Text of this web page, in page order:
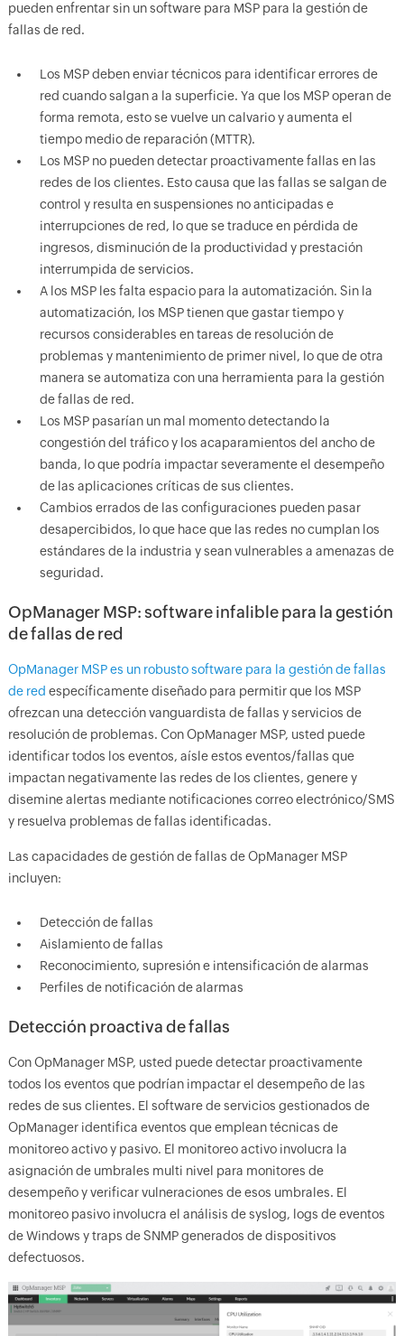
pueden enfrentar sin un software para MSP para la gestión de
fallas de red.
Los MSP deben enviar técnicos para identificar errores de
red cuando salgan a la superficie. Ya que los MSP operan de
forma remota, esto se vuelve un calvario y aumenta el
tiempo medio de reparación (MTTR).
Los MSP no pueden detectar proactivamente fallas en las
redes de los clientes. Esto causa que las fallas se salgan de
control y resulta en suspensiones no anticipadas e
interrupciones de red, lo que se traduce en pérdida de
ingresos, disminución de la productividad y prestación
interrumpida de servicios.
A los MSP les falta espacio para la automatización. Sin la
automatización, los MSP tienen que gastar tiempo y
recursos considerables en tareas de resolución de
problemas y mantenimiento de primer nivel, lo que de otra
manera se automatiza con una herramienta para la gestión
de fallas de red.
Los MSP pasarían un mal momento detectando la
congestión del tráfico y los acaparamientos del ancho de
banda, lo que podría impactar severamente el desempeño
de las aplicaciones críticas de sus clientes.
Cambios errados de las configuraciones pueden pasar
desapercibidos, lo que hace que las redes no cumplan los
estándares de la industria y sean vulnerables a amenazas de
seguridad.
OpManager MSP: software infalible para la gestión
de fallas de red
OpManager MSP es un robusto software para la gestión de fallas
de red específicamente diseñado para permitir que los MSP
ofrezcan una detección vanguardista de fallas y servicios de
resolución de problemas. Con OpManager MSP, usted puede
identificar todos los eventos, aísle estos eventos/fallas que
impactan negativamente las redes de los clientes, genere y
disemine alertas mediante notificaciones correo electrónico/SMS
y resuelva problemas de fallas identificadas.
Las capacidades de gestión de fallas de OpManager MSP
incluyen:
Detección de fallas
Aislamiento de fallas
Reconocimiento, supresión e intensificación de alarmas
Perfiles de notificación de alarmas
Detección proactiva de fallas
Con OpManager MSP, usted puede detectar proactivamente
todos los eventos que podrían impactar el desempeño de las
redes de sus clientes. El software de servicios gestionados de
OpManager identifica eventos que emplean técnicas de
monitoreo activo y pasivo. El monitoreo activo involucra la
asignación de umbrales multi nivel para monitores de
desempeño y verificar vulneraciones de esos umbrales. El
monitoreo pasivo involucra el análisis de syslog, logs de eventos
de Windows y traps de SNMP generados de dispositivos
defectuosos.